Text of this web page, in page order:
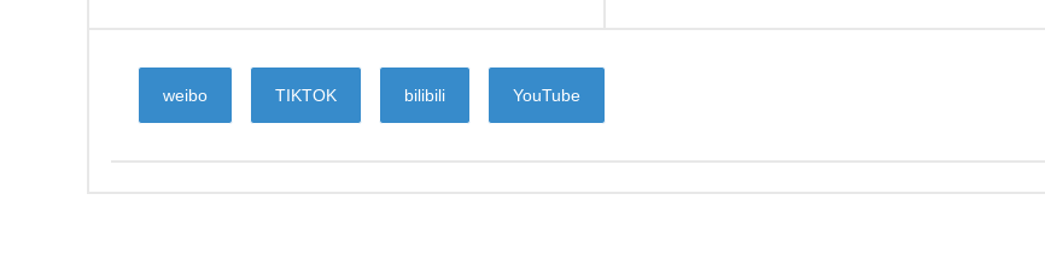
weibo TIKTOK bilibili YouTube